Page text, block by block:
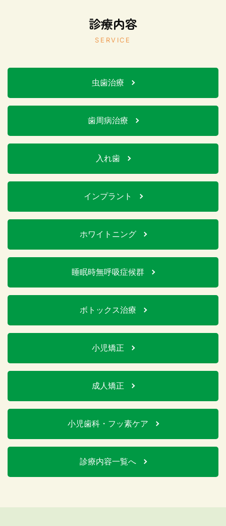
診療内容
SERVICE
虫歯治療
歯周病治療
入れ歯
インプラント
ホワイトニング
睡眠時無呼吸症候群
ボトックス治療
小児矯正
成人矯正
小児歯科・フッ素ケア
診療内容一覧へ